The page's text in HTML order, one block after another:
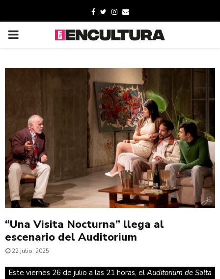
“Una Visita Nocturna” llega al
escenario del Auditorium
22 julio, 2025
Este viernes 26 de julio a las 21 horas, el Auditorium de Salta